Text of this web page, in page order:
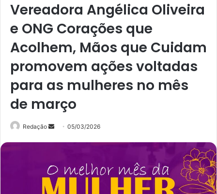
Vereadora Angélica Oliveira
e ONG Corações que
Acolhem, Mãos que Cuidam
promovem ações voltadas
para as mulheres no mês
de março
Redação
Mande05/03/2026